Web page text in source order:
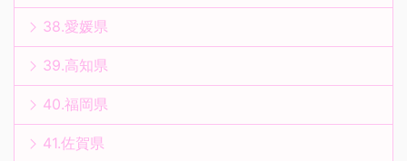
38.愛媛県
39.高知県
40.福岡県
41.佐賀県